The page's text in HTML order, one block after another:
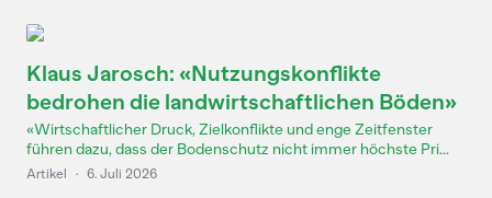
Klaus Jarosch: «Nutzungskonflikte
bedrohen die landwirtschaftlichen Böden»
«Wirtschaftlicher Druck, Zielkonflikte und enge Zeitfenster
führen dazu, dass der Bodenschutz nicht immer höchste Pri...
Artikel · 6. Juli 2026